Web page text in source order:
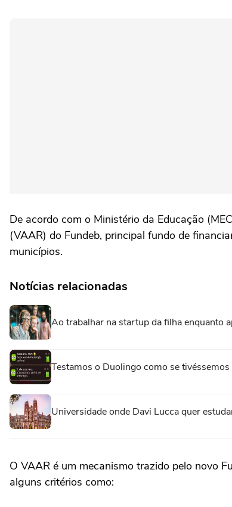
De acordo com o Ministério da Educação
(VAAR) do Fundeb, principal fundo de
municípios.
Notícias relacionadas
Ao trabalhar na startup da filha enquanto
Testamos o Duolingo como se
Universidade onde Davi Lucca quer
O VAAR é um mecanismo trazido pelo novo
alguns critérios como: